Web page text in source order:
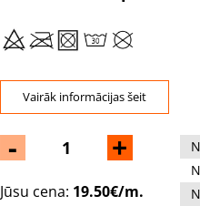
Vairāk informācijas šeit
- +
Jūsu cena: 19.50€/m.